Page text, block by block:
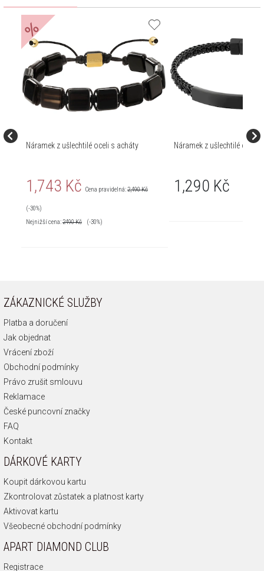
%
Náramek z ušlechtilé oceli s acháty
1,743 Kč Cena pravidelná:2,490 Kč
(-30%)
Nejnižší cena:2490Kč (-30%)
Náramek z ušlechtilé oceli
1,290 Kč
ZÁKAZNICKÉ SLUŽBY
Platba a doručení
Jak objednat
Vrácení zboží
Obchodní podmínky
Právo zrušit smlouvu
Reklamace
České puncovní značky
FAQ
Kontakt
DÁRKOVÉ KARTY
Koupit dárkovou kartu
Zkontrolovat zůstatek a platnost karty
Aktivovat kartu
Všeobecné obchodní podmínky
APART DIAMOND CLUB
Registrace